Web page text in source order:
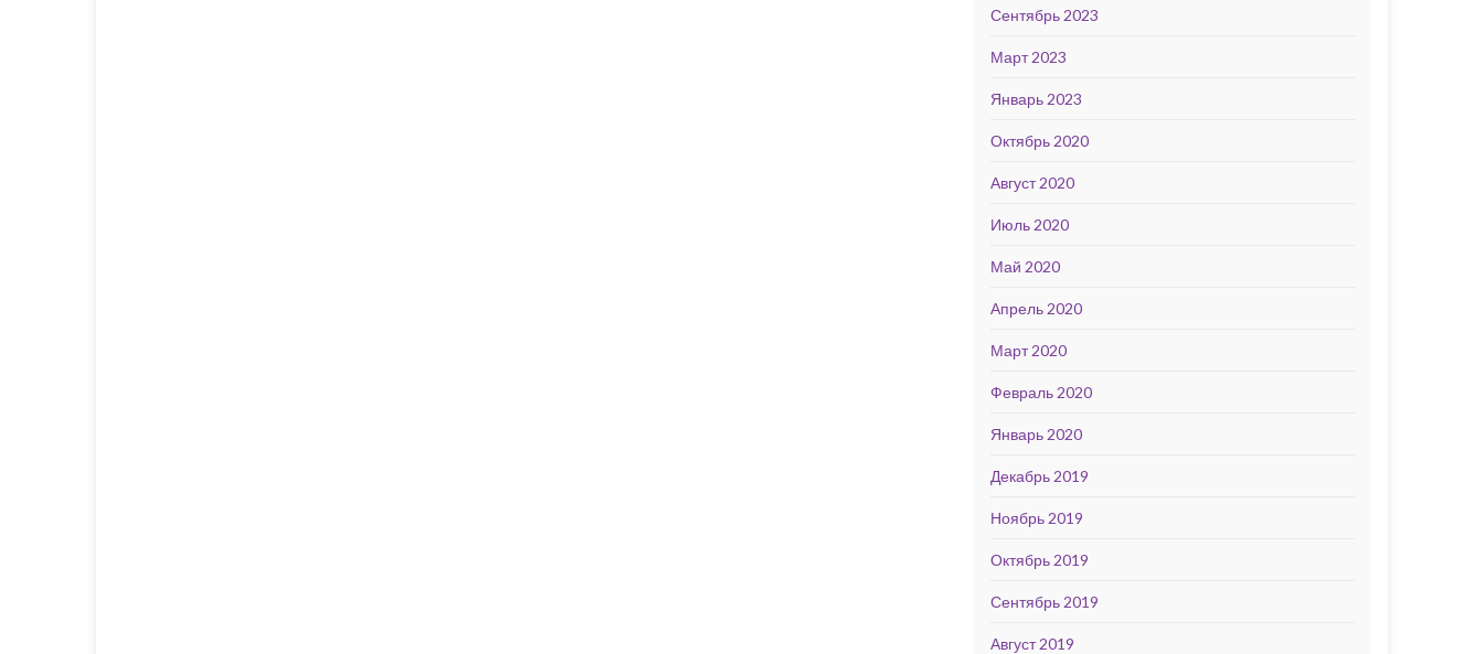
Сентябрь 2023
Март 2023
Январь 2023
Октябрь 2020
Август 2020
Июль 2020
Май 2020
Апрель 2020
Март 2020
Февраль 2020
Январь 2020
Декабрь 2019
Ноябрь 2019
Октябрь 2019
Сентябрь 2019
Август 2019